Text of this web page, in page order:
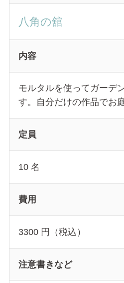
八角の舘
内容
モルタルを使ってガーデ
す。自分だけの作品でお
定員
10 名
費用
3300 円（税込）
注意書きなど